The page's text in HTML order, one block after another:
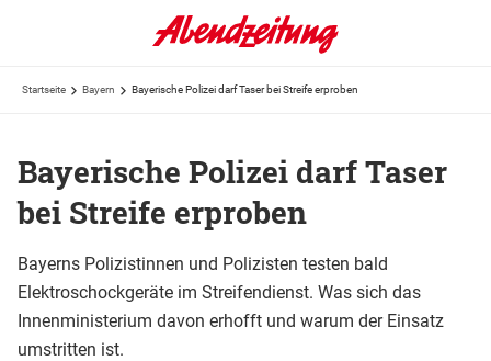
Startseite Bayern Bayerische Polizei darf Taser bei Streife erproben
Bayerische Polizei darf Taser
bei Streife erproben
Bayerns Polizistinnen und Polizisten testen bald
Elektroschockgeräte im Streifendienst. Was sich das
Innenministerium davon erhofft und warum der Einsatz
umstritten ist.